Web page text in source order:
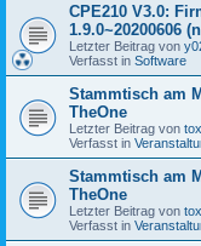
CPE210 V3.0:
1.9.0~20200606
Letzter Beitrag von
Verfasst in Software
Stammtisch am
TheOne
Letzter Beitrag von tox
Verfasst in
Stammtisch am
TheOne
Letzter Beitrag von tox
Verfasst in